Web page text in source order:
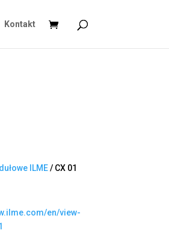
Kontakt
ILME/ CX 01
en/view-